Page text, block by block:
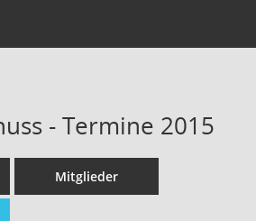
- Termine 2015
Mitglieder